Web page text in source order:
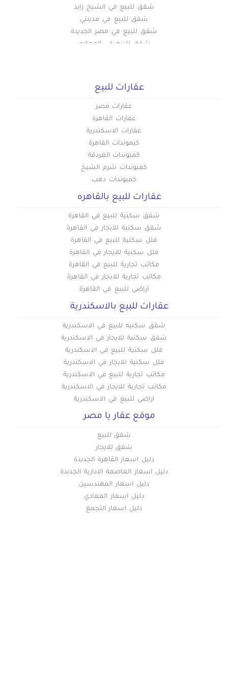
شقق للبيع في الشيخ زايد
شقق للبيع في مدينتي
شقق للبيع في مصر الجديدة
شقق للبيع في المعادي
شقق للبيع في الرحاب
شقق للبيع في بورسعيد
شقق للبيع في الإسماعيلية
شقق للبيع في العبور
شقق للبيع في دمنهور
شقق للبيع في العاشر من رمضان
شقق للبيع في حلوان
شقق للبيع في حدائق الاهرام
شقق للبيع في الفسطاط الجديدة
شقق للبيع في العاصمة الادارية
عقارات للبيع
عقارات مصر
عقارات القاهرة
عقارات الاسكندرية
كبموندات القاهرة
كمبوندات الغردقة
كمبوندات شرم الشيخ
كمبوندات دهب
عقارات للبيع بالقاهره
شقق سكنية للبيع في القاهرة
شقق سكنية للايجار في القاهرة
فلل سكنية للبيع في القاهرة
فلل سكنية للايجار في القاهرة
مكاتب تجارية للبيع في القاهرة
مكاتب تجارية للايجار في القاهرة
أراضي للبيع في القاهرة
عقارات للبيع بالاسكندرية
شقق سكنيه للبيع في الاسكندرية
شقق سكنية للايجار في الاسكندرية
فلل سكنية للبيع في الاسكندرية
فلل سكنية للايجار في الاسكندرية
مكاتب تجارية للبيع في الاسكندرية
مكاتب تجارية للايجار في الاسكندرية
اراضي للبيع في الاسكندرية
موقع عقار يا مصر
شقق للبيع
شقق للايجار
دليل اسعار القاهرة الجديدة
دليل اسعار العاصمة الادارية الجديدة
دليل اسعار المهندسين
دليل اسعار المعادي
دليل اسعار التجمع